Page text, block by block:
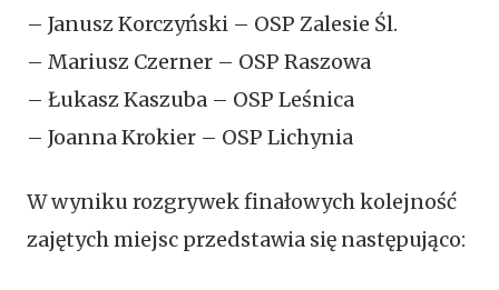
– Janusz Korczyński – OSP Zalesie Śl.
– Mariusz Czerner – OSP Raszowa
– Łukasz Kaszuba – OSP Leśnica
– Joanna Krokier – OSP Lichynia
W wyniku rozgrywek finałowych kolejność
zajętych miejsc przedstawia się następująco: